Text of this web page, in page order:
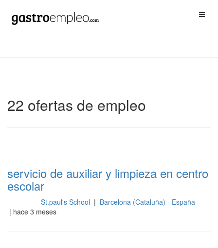
22 ofertas de empleo
servicio de auxiliar y limpieza en centro
escolar
St.paul's School | Barcelona (Cataluña) - España
| hace 3 meses